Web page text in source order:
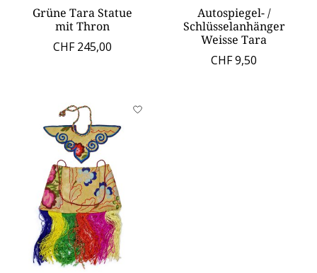
Grüne Tara Statue
mit Thron
CHF 245,00
Autospiegel- /
Schlüsselanhänger
Weisse Tara
CHF 9,50